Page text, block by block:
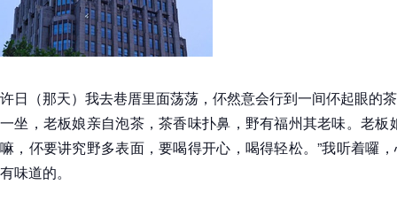
许日（那天）我去巷厝里面荡荡，伓然意会行到一间伓起眼的
一坐，老板娘亲自泡茶，茶香味扑鼻，野有福州其老味。老板
嘛，伓要讲究野多表面，要喝得开心，喝得轻松。”我听着囉
有味道的。